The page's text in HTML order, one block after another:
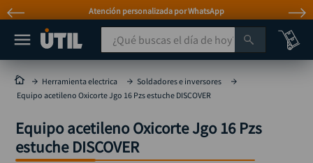
Atención personalizada por WhatsApp
¿Qué buscas el día de hoy?
Herramienta electrica
Soldadores e inversores
Equipo acetileno Oxicorte Jgo 16 Pzs estuche DISCOVER
Equipo acetileno Oxicorte Jgo 16 Pzs
estuche DISCOVER
MÁS BUSCADOS
taladro
taladros pulidoras
compresor